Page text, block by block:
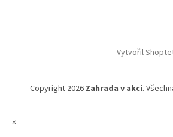
Vytvořil
Copyright 2026 Zahrada v akci.
×